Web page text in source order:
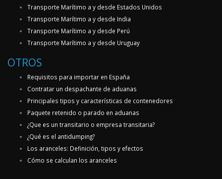
Transporte Marítimo a y desde Estados Unidos
Transporte Marítimo a y desde India
Transporte Marítimo a y desde Perú
Transporte Marítimo a y desde Uruguay
OTROS
Requisitos para importar en España
Contratar un despachante de aduanas
Principales tipos y características de contenedores
Paquete retenido o parado en aduanas
¿Que es un transitario o empresa transitaria?
¿Qué es el antidumping?
Los aranceles: Definición, tipos y efectos
Cómo se calculan los aranceles